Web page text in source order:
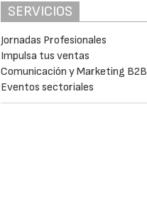
SERVICIOS
Jornadas Profesionales
Impulsa tus ventas
Comunicación y Marketing B2B
Eventos sectoriales